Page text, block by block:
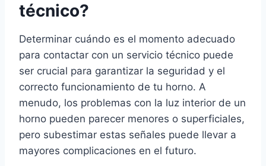
técnico?
Determinar cuándo es el momento adecuado
para contactar con un servicio técnico puede
ser crucial para garantizar la seguridad y el
correcto funcionamiento de tu horno. A
menudo, los problemas con la luz interior de un
horno pueden parecer menores o superficiales,
pero subestimar estas señales puede llevar a
mayores complicaciones en el futuro.